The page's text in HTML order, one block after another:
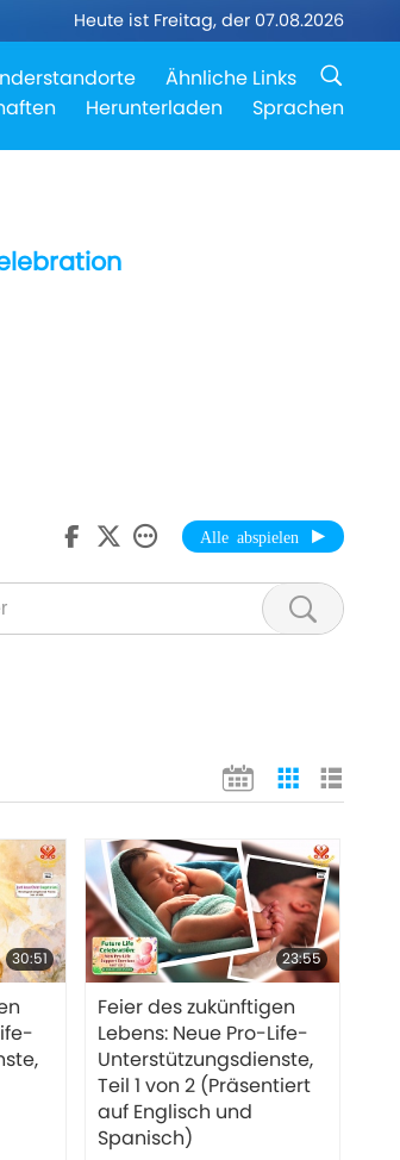
Heute ist Freitag, der 07.08.2026
Ähnliche Links
Herunterladen Sprachen
Alle abspielen
30:51 23:55
Feier des zukünftigen
Lebens: Neue Pro-Life-
Unterstützungsdienste,
Teil 1 von 2 (Präsentiert
auf Englisch und
Spanisch)